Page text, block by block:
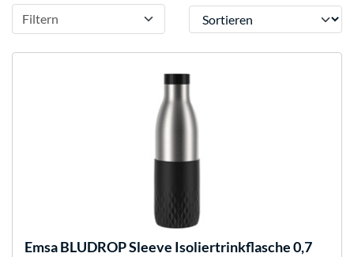
Filtern Sortieren
EmsaBLUDROP Sleeve Isoliertrinkflasche 0,7